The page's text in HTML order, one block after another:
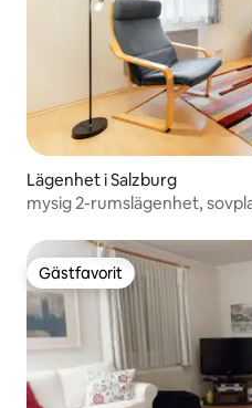
Lägenhet i Salzburg
mysig 2-rumslägenhet,
Gästfavorit
Gästfavorit